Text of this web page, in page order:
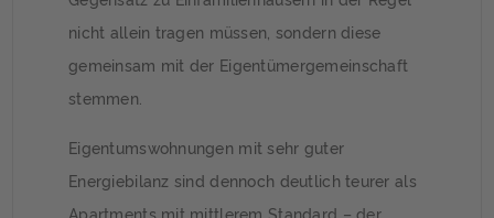
nicht allein tragen müssen, sondern diese
gemeinsam mit der Eigentümergemeinschaft
stemmen.
Eigentumswohnungen mit sehr guter
Energiebilanz sind dennoch deutlich teurer als
Apartments mit mittlerem Standard – der